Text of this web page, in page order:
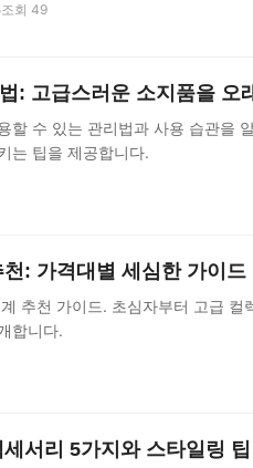
조회 49
: 고급스러운 소지품을 오
할 수 있는 관리법과 사용 습관을
는 팁을 제공합니다.
: 가격대별 세심한 가이드
추천 가이드. 초심자부터 고급 컬
합니다.
서리 5가지와 스타일링 팁